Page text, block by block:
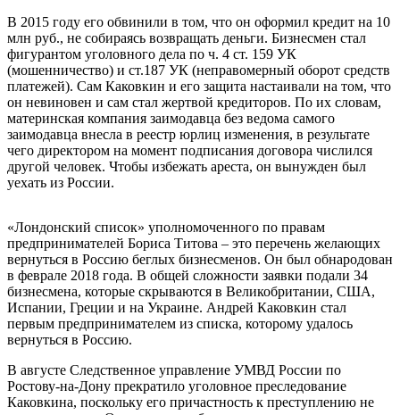
В 2015 году его обвинили в том, что он оформил кредит на 10
млн руб., не собираясь возвращать деньги. Бизнесмен стал
фигурантом уголовного дела по ч. 4 ст. 159 УК
(мошенничество) и ст.187 УК (неправомерный оборот средств
платежей). Сам Каковкин и его защита настаивали на том, что
он невиновен и сам стал жертвой кредиторов. По их словам,
материнская компания заимодавца без ведома самого
заимодавца внесла в реестр юрлиц изменения, в результате
чего директором на момент подписания договора числился
другой человек. Чтобы избежать ареста, он вынужден был
уехать из России.
«Лондонский список» уполномоченного по правам
предпринимателей Бориса Титова – это перечень желающих
вернуться в Россию беглых бизнесменов. Он был обнародован
в феврале 2018 года. В общей сложности заявки подали 34
бизнесмена, которые скрываются в Великобритании, США,
Испании, Греции и на Украине. Андрей Каковкин стал
первым предпринимателем из списка, которому удалось
вернуться в Россию.
В августе Следственное управление УМВД России по
Ростову-на-Дону прекратило уголовное преследование
Каковкина, поскольку его причастность к преступлению не